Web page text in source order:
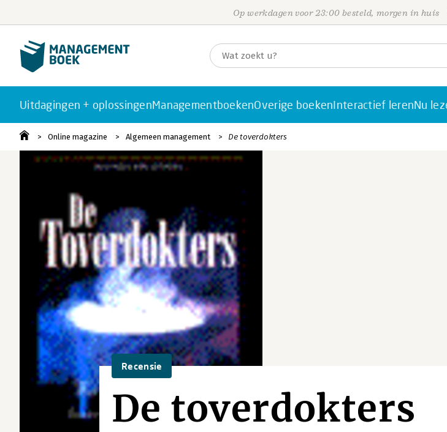
Op werkdagen voor 23:00 besteld, morgen in huis
Uitdagingen + oplossingenManagementboekenOverige boekenInteractief lerenNu
Online magazine Algemeen management De toverdokters
Recensie
De toverdokters